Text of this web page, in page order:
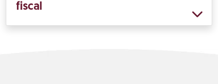
fiscal